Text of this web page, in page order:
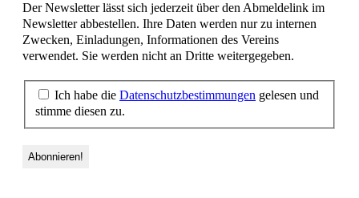
Der Newsletter lässt sich jederzeit über den Abmeldelink im
Newsletter abbestellen. Ihre Daten werden nur zu internen
Zwecken, Einladungen, Informationen des Vereins
verwendet. Sie werden nicht an Dritte weitergegeben.
Ich habe die Datenschutzbestimmungen gelesen und
stimme diesen zu.